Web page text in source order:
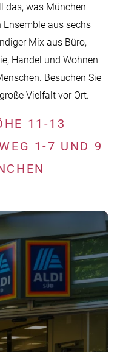
das, was München
aus sechs
Mix aus Büro,
Handel und Wohnen
Besuchen Sie
Vielfalt vor Ort.
11-13
1-7 UND 9